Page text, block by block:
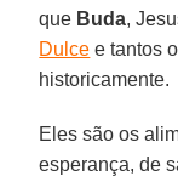
que Buda,
Dulce e tantos
historicamente.
Eles são os
esperança, de